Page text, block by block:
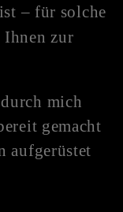
– für solche
Ihnen zur
durch mich
gemacht
aufgerüstet